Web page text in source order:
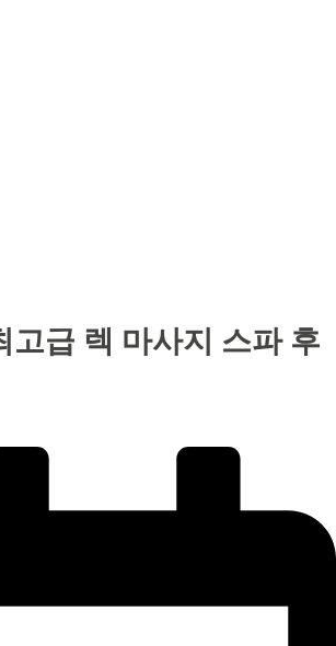
고급 렉 마사지 스파 후